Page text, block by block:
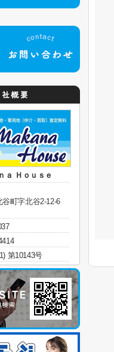
ａ Ｈｏｕｓｅ
町字北谷2-12-6
第10143号